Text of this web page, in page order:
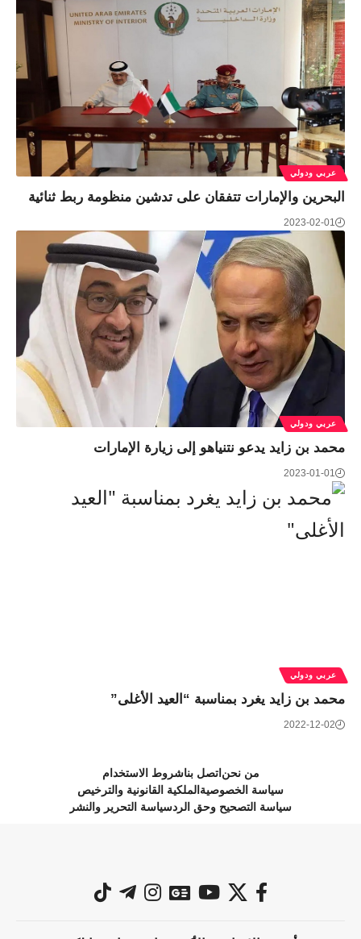
عربي ودولي
البحرين والإمارات تتفقان على تدشين منظومة ربط ثنائية
2023-02-01
عربي ودولي
محمد بن زايد يدعو نتنياهو إلى زيارة الإمارات
2023-01-01
عربي ودولي
محمد بن زايد يغرد بمناسبة “العيد الأغلى”
2022-12-02
من نحن اتصل بناشروط الاستخدام
سياسة الخصوصية الملكية القانونية والترخيص
سياسة التصحيح وحق الردسياسة التحرير والنشر